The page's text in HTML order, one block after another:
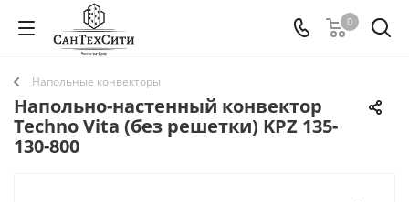
0
Напольные конвекторы
Напольно-настенный конвектор
Techno Vita (без решетки) KPZ 135-
130-800